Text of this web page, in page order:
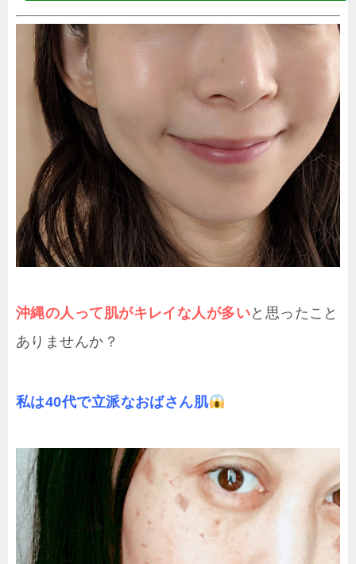
沖縄の人って肌がキレイな人が多いと思ったこと
ありませんか？
私は40代で立派なおばさん肌